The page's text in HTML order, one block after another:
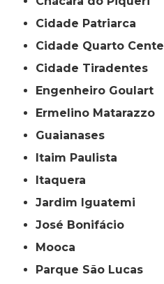
Cidade Patriarca
Cidade Quarto
Cidade Tiradentes
Engenheiro Goulart
Ermelino Matarazzo
Guaianases
Itaim Paulista
Itaquera
Jardim Iguatemi
José Bonifácio
Mooca
Parque São Lucas